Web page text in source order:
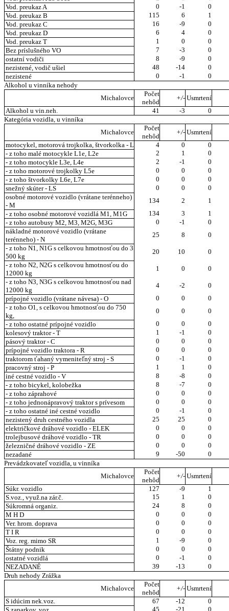
Vod. preukaz A
0 -1
0
Vod. preukaz B
115 6
1
Vod. preukaz C
16 -9
0
Vod. preukaz D
6 4
0
Vod. preukaz T
1 0
0
Bez príslušného VO
7 -3
0
ostatní vodiči
8 -9
0
nezistené, vodič ušiel
48 -14
0
nezistené
0 -1
0
Alkohol u vinníka nehody
Michalovce
Počet
nehôd
+/- Usmrtení
Alkohol u vin.neh.
41 -3
0
Kategória vozidla, u vinníka
Michalovce
Počet
nehôd
+/- Usmrtení
motocykel, motorová trojkolka, štvorkolka - L
4 0
0
- z toho malé motocykle L1e, L2e
2 1
0
- z toho motocykle L3e, L4e
2 -1
0
- z toho motorové trojkolky L5e
0 0
0
- z toho štvorkolky L6e, L7e
0 0
0
snežný skúter - LS
0 0
0
osobné motorové vozidlo (vrátane terénneho)
- M
134 2
1
- z toho osobné motorové vozidlá M1, M1G
134 3
1
- z toho autobusy M2, M3, M2G, M3G
0 -1
0
nákladné motorové vozidlo (vrátane
terénneho) - N
25 8
0
- z toho N1, N1G s celkovou hmotnosťou do 3
500 kg
20 10
0
- z toho N2, N2G s celkovou hmotnosťou do
12000 kg
1 0
0
- z toho N3, N3G s celkovou hmotnosťou nad
12000 kg
4 -2
0
prípojné vozidlo (vrátane návesa) - O
0 0
0
- z toho O1, s celkovou hmotnosťou do 750
kg,
0 0
0
- z toho ostatné prípojné vozidlo
0 0
0
kolesový traktor - T
1 -1
0
pásový traktor - C
0 0
0
prípojné vozidlo traktora - R
0 0
0
traktorom ťahaný vymeniteľný stroj - S
0 -1
0
pracovný stroj - P
1 1
0
iné cestné vozidlo - V
8 -8
0
- z toho bicykel, kolobežka
8 -7
0
- z toho záprahové
0 0
0
- z toho jednonápravový traktor s prívesom
0 0
0
- z toho ostatné iné cestné vozidlo
0 -1
0
nezistený druh cestného vozidla
25 25
0
električkové dráhové vozidlo - ELEK
0 0
0
trolejbusové dráhové vozidlo - TR
0 0
0
železničné dráhové vozidlo - ZE
0 0
0
nezadané
9 -50
0
Prevádzkovateľ vozidla, u vinníka
Michalovce
Počet
nehôd
+/- Usmrtení
Súkr. vozidlo
127 -9
1
S.voz., využ.na zár.č.
15 1
0
Súkromná organiz.
24 8
0
M H D
0 0
0
Ver. hrom. doprava
0 0
0
T I R
0 0
0
Voz. reg. mimo SR
1 -9
0
Štátny podnik
0 0
0
ostatné vozidlá
0 -1
0
NEZADANÉ
39 -13
0
Druh nehody Zrážka
Michalovce
Počet
nehôd
+/- Usmrtení
S idúcim nek.voz.
67 -12
0
45 -21 0